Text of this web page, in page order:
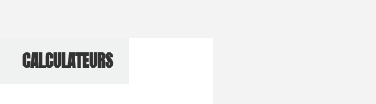
CALCULATEURS